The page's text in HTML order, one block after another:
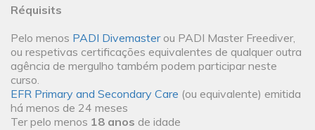
Réquisits
Pelo menos PADI Divemasterou PADI Master Freediver,
ou respetivas certificações equivalentes de qualquer outra
agência de mergulho também podem participar neste
curso.
EFR Primary and Secondary Care (ou equivalente) emitida
há menos de 24 meses
Ter pelo menos 18 anos de idade